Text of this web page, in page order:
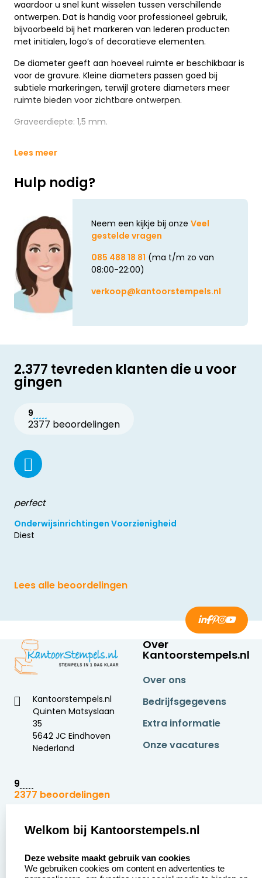
waardoor u snel kunt wisselen tussen verschillende
ontwerpen. Dat is handig voor professioneel gebruik,
bijvoorbeeld bij het markeren van lederen producten
met initialen, logo’s of decoratieve elementen.
De diameter geeft aan hoeveel ruimte er beschikbaar is
voor de gravure. Kleine diameters passen goed bij
subtiele markeringen, terwijl grotere diameters meer
ruimte bieden voor zichtbare ontwerpen.
Graveerdiepte: 1,5 mm.
Lees meer
Hulp nodig?
Neem een kijkje bij onze Veel
gestelde vragen
085 488 18 81 (ma t/m zo van
08:00-22:00)
verkoop@kantoorstempels.nl
2.377 tevreden klanten die u voor
gingen
9
2377 beoordelingen
perfect
Onderwijsinrichtingen Voorzienigheid
Diest
Lees alle beoordelingen
Kantoorstempels.nl
Quinten Matsyslaan
35
5642 JC Eindhoven
Nederland
9
2377 beoordelingen
Over
Kantoorstempels.nl
Over ons
Bedrijfsgegevens
Extra informatie
Onze vacatures
Zakelijk:
Aanvraag op maat
Klantenservice:
Contact opnemen
Welkom bij Kantoorstempels.nl
Deze website maakt gebruik van cookies
We gebruiken cookies om content en advertenties te